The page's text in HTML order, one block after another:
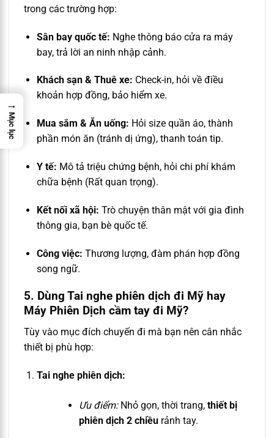
trong các trường hợp:
Sân bay quốc tế: Nghe thông báo cửa ra máy
bay, trả lời an ninh nhập cảnh.
Khách sạn & Thuê xe: Check-in, hỏi về điều
khoản hợp đồng, bảo hiểm xe.
Mua sắm & Ăn uống: Hỏi size quần áo, thành
phần món ăn (tránh dị ứng), thanh toán tip.
Y tế: Mô tả triệu chứng bệnh, hỏi chi phí khám
chữa bệnh (Rất quan trọng).
Kết nối xã hội: Trò chuyện thân mật với gia đình
thông gia, bạn bè quốc tế.
Công việc: Thương lượng, đàm phán hợp đồng
song ngữ.
5. Dùng Tai nghe phiên dịch đi Mỹ hay
Máy Phiên Dịch cầm tay đi Mỹ?
Tùy vào mục đích chuyến đi mà bạn nên cân nhắc
thiết bị phù hợp:
Tai nghe phiên dịch:
Ưu điểm:Nhỏ gọn, thời trang, thiết bị
phiên dịch 2 chiềurảnh tay.
→
Mục lục